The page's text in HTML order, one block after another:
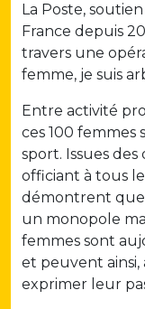
La Poste,
France depuis
travers une
femme, je suis
Entre activité
ces 100 femmes
sport. Issues
officiant à tous
démontrent que
un monopole
femmes sont
et peuvent
exprimer leur